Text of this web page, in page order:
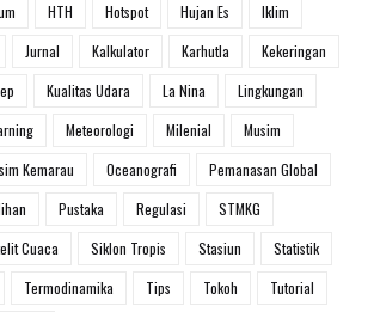
HTH Hotspot Hujan Es
Iklim
Jurnal Kalkulator Karhutla
Kekeringan
Kualitas Udara La Nina
Lingkungan
Meteorologi Milenial
Musim
Kemarau Oceanografi
Pemanasan Global
Pustaka Regulasi
STMKG
Cuaca Siklon Tropis Stasiun
Statistik
Termodinamika Tips Tokoh
Tutorial